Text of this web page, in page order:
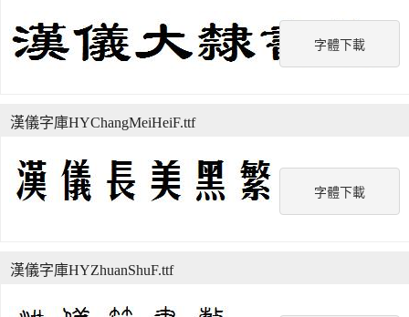
字體下載
字體下載
漢儀字庫HYChangMeiHeiF.ttf
漢儀字庫HYZhuanShuF.ttf